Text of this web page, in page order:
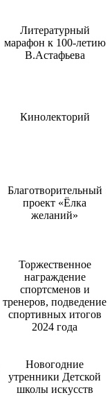
Литературный
марафон к 100-летию
В.Астафьева
Кинолекторий
Благотворительный
проект «Ёлка
желаний»
Торжественное
награждение
спортсменов и
тренеров, подведение
спортивных итогов
2024 года
Новогодние
утренники Детской
школы искусств